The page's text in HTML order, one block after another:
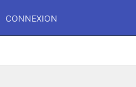
CONNEXION